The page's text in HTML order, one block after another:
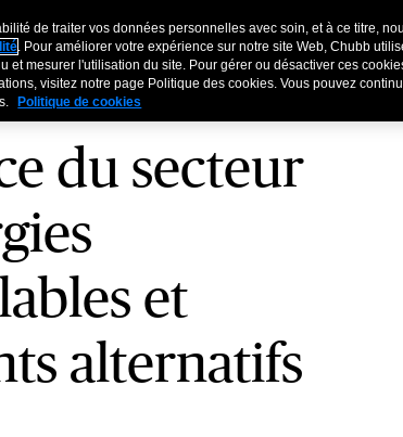
EntreprisesParticuliersAffinitaire
du secteur
et
alternatifs
de traiter vos données personnelles avec soin, et à ce titre,
. Pour améliorer votre expérience sur notre site Web, Chubb
et mesurer l'utilisation du site. Pour gérer ou désactiver ces
visitez notre page Politique des cookies. Vous pouvez
Politique de cookies